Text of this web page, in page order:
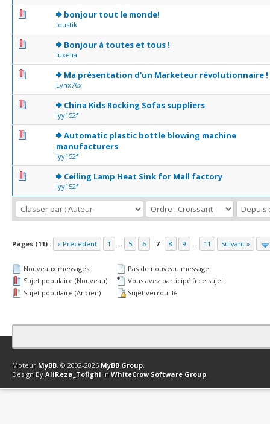
bonjour tout le monde!
loustik
0 Votes - 0 sur 5 en moyenne
12345
Bonjour à toutes et tous !
luxelia
0 Votes - 0 sur 5 en moyenne
12345
Ma présentation d'un Marketeur révolutionnaire !
Lynx76x
0 Votes - 0 sur 5 en moyenne
12345
China Kids Rocking Sofas suppliers
lyy152f
0 Votes - 0 sur 5 en moyenne
12 345
Automatic plastic bottle blowing machine
manufacturers
lyy152f
0 Votes - 0 sur 5 en moyenne
12345
Ceiling Lamp Heat Sink for Mall factory
lyy152f
0 Votes - 0 sur 5 en moyenne
123 45
Pages (11) : « Précédent 1 ... 5 6 7 8 9 ... 11 Suivant »
Nouveaux messages
Sujet populaire (Nouveau)
Sujet populaire (Ancien)
Pas de nouveau message
Vous avez participé à ce sujet
Sujet verrouillé
Contact Club Affiliation Retourner en haut Version bas-débit
Moteur MyBB, © 2002-2026 MyBB Group.
Design By AliReza_Tofighi In WhiteCrow Software Group.